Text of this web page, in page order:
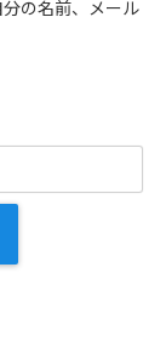
の名前、メール